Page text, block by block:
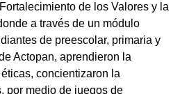
de los Valores y la
a través de un módulo
de preescolar, primaria y
Actopan, aprendieron la
concientizaron la
por medio de juegos de